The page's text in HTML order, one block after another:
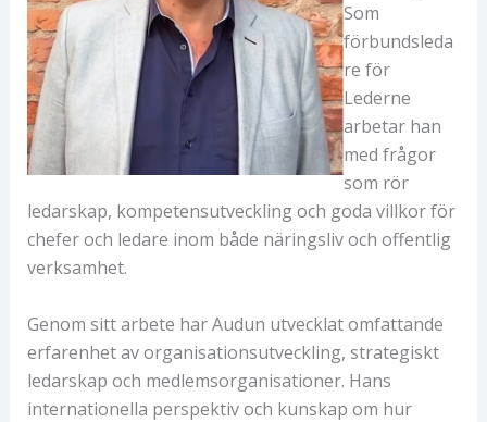
Som
förbundsleda
re för
Lederne
arbetar han
med frågor
som rör
ledarskap, kompetensutveckling och goda villkor för
chefer och ledare inom både näringsliv och offentlig
verksamhet.
Genom sitt arbete har Audun utvecklat omfattande
erfarenhet av organisationsutveckling, strategiskt
ledarskap och medlemsorganisationer. Hans
internationella perspektiv och kunskap om hur